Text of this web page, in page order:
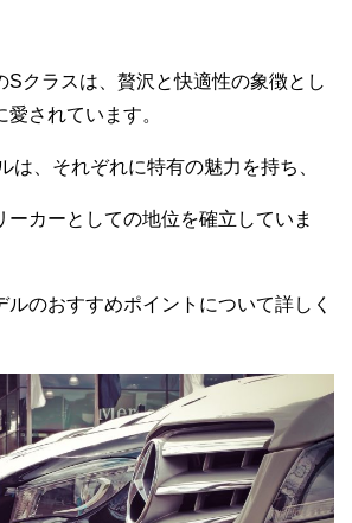
Sクラスは、贅沢と快適性の象徴とし
されています。
は、それぞれに特有の魅力を持ち、
ーカーとしての地位を確立していま
ルのおすすめポイントについて詳しく